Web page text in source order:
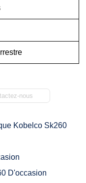
nous
Kobelco Sk260
D'occasion